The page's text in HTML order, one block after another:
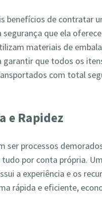
benefícios de contratar
segurança que ela
materiais de
garantir que todos os
com total
e Rapidez
ser processos
por conta própria.
a experiência e os
rápida e eficiente,